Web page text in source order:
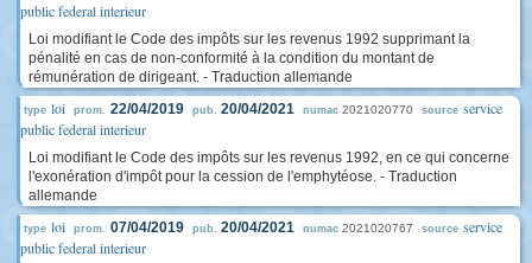
public federal interieur
Loi modifiant le Code des impôts sur les revenus 1992 supprimant la
pénalité en cas de non-conformité à la condition du montant de
rémunération de dirigeant. - Traduction allemande
type loi prom. 22/04/2019 pub. 20/04/2021 numac 2021020770 source service
public federal interieur
Loi modifiant le Code des impôts sur les revenus 1992, en ce qui concerne
l'exonération d'impôt pour la cession de l'emphytéose. - Traduction
allemande
type loi prom. 07/04/2019 pub. 20/04/2021 numac 2021020767 source service
public federal interieur